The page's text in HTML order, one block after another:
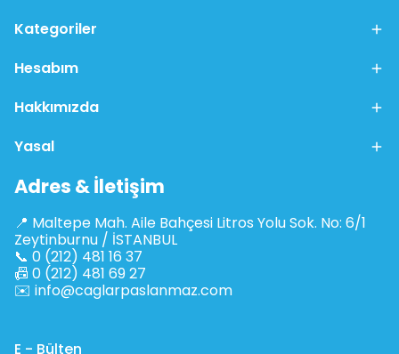
Kategoriler
Hesabım
Hakkımızda
Yasal
Adres & İletişim
📍 Maltepe Mah. Aile Bahçesi Litros Yolu Sok. No: 6/1
Zeytinburnu / İSTANBUL
📞 0 (212) 481 16 37
📠 0 (212) 481 69 27
✉️ info@caglarpaslanmaz.com
E - Bülten